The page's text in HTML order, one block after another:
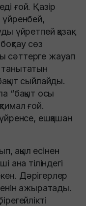
ғой. Қазір
үйренбей,
үйретпей қазақ
сөз
сәттерге жауап
танытатын
сыйлайды.
“бақыт осы
ғой.
үйренсе, ешқашан
ақыл есінен
ана тіліндегі
Дәрігерлер
ажыратады.